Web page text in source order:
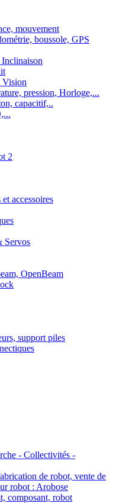
mouvement
boussole, GPS
Vision
pression, Horloge,...
capacitif,..
2
accessoires
Servos
OpenBeam
support piles
- Collectivités -
de robot, vente de
robot : Arobose
composant, robot